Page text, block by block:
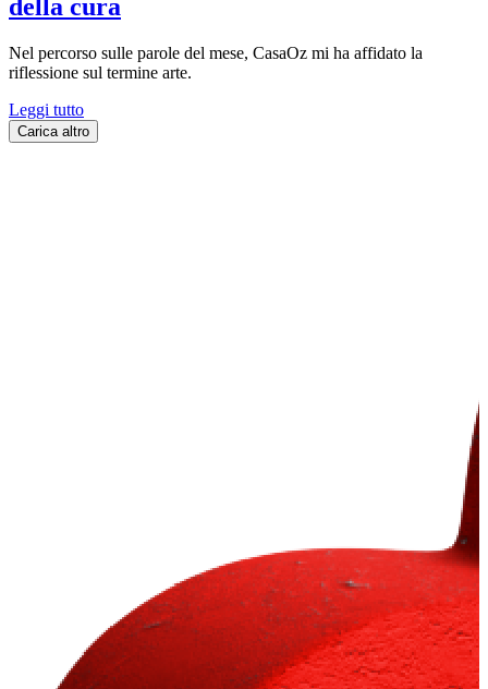
della cura
Nel percorso sulle parole del mese, CasaOz mi ha affidato la
riflessione sul termine arte.
Leggi tutto
Carica altro